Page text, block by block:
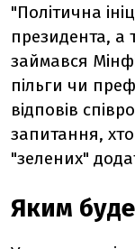
"Політична
президента, а
займався
пільги чи
відповів
запитання,
"зелених"
Яким